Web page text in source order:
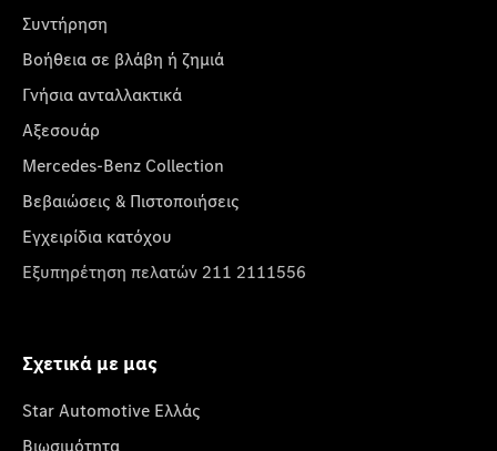
Συντήρηση
Βοήθεια σε βλάβη ή ζημιά
Γνήσια ανταλλακτικά
Αξεσουάρ
Mercedes-Benz Collection
Βεβαιώσεις & Πιστοποιήσεις
Εγχειρίδια κατόχου
Εξυπηρέτηση πελατών 211 2111556
Σχετικά με μας
Star Automotive Ελλάς
Βιωσιμότητα